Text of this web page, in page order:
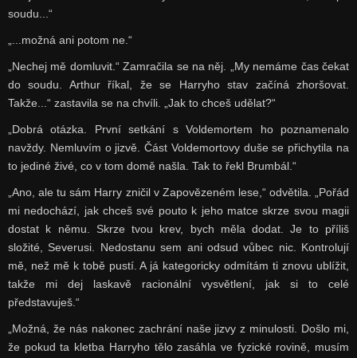
soudu...“
„...možná ani potom ne.“
„Nechej mě domluvit.“ Zamračila se na něj. „My nemáme čas čekat
do soudu. Arthur říkal, že se Harryho stav začíná zhoršovat.
Takže...“ zastavila se na chvíli. „Jak to chceš udělat?“
„Dobrá otázka. První setkání s Voldemortem ho poznamenalo
navždy. Nemluvím o jizvě. Část Voldemortovy duše se přichytila na
to jediné živé, co v tom domě našla. Tak to řekl Brumbál.“
„Ano, ale tu sám Harry zničil v Zapovězeném lese,“ odvětila. „Pořád
mi nedochází, jak chceš své pouto k jeho matce skrze svou magii
dostat k němu. Skrze tvou krev, bych měla dodat. Je to příliš
složité, Severusi. Nedostanu sem ani odsud vůbec nic. Kontrolují
mě, než mě k tobě pustí. A já kategoricky odmítám ti znovu ublížit,
takže mi dej laskavě racionální vysvětlení, jak si to celé
představuješ.“
„Možná, že nás nakonec zachrání naše jizvy z minulosti. Došlo mi,
že pokud ta kletba Harryho tělo zasáhla ve fyzické rovině, musím